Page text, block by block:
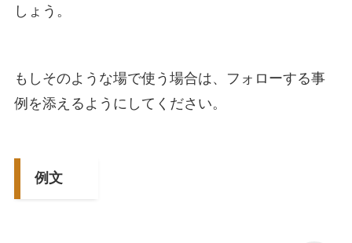
しょう。
もしそのような場で使う場合は、フォローする事
例を添えるようにしてください。
例文